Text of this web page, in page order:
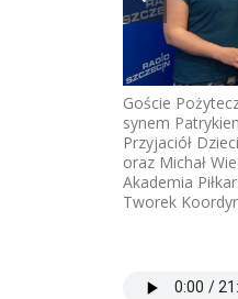
Goście
synem
Przyjaciół
oraz Michał
Akademia
Tworek